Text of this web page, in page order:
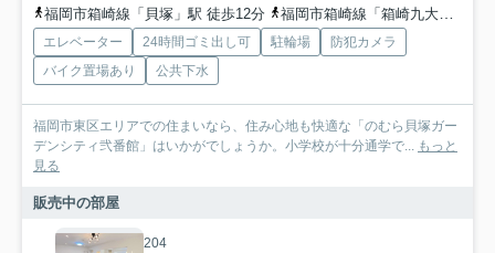
福岡市箱崎線「貝塚」駅 徒歩12分
福岡市箱崎線「箱崎九大前」駅 徒歩20分車3分 1.0km
エレベーター 24時間ゴミ出し可 駐輪場
防犯カメラ
バイク置場あり
公共下水
福岡市東区エリアでの住まいなら、住み心地も快適な「のむら貝塚ガー
デンシティ弐番館」はいかがでしょうか。小学校が十分通学で... もっと
見る
販売中の部屋
204